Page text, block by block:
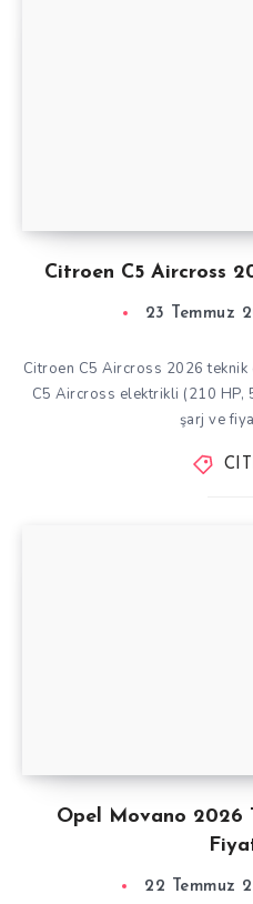
Citroen C5 Aircross
23 Temmuz
Citroen C5 Aircross 2026
C5 Aircross elektrikli (210 HP,
şarj ve
Opel Movano 2026
22 Temmuz